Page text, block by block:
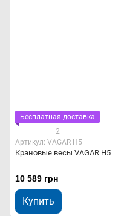
Бесплатная доставка
2
Артикул: VAGAR Н5
Крановые весы VAGAR Н5
10 589 грн
Купить